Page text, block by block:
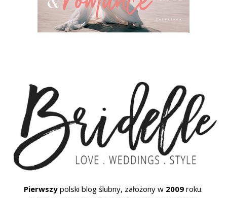
Pierwszy polski blog ślubny, założony w 2009 roku.